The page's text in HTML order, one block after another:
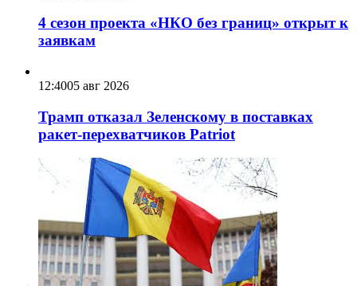
4 сезон проекта «НКО без границ» открыт к
заявкам
12:4005 авг 2026
Трамп отказал Зеленскому в поставках
ракет-перехватчиков Patriot